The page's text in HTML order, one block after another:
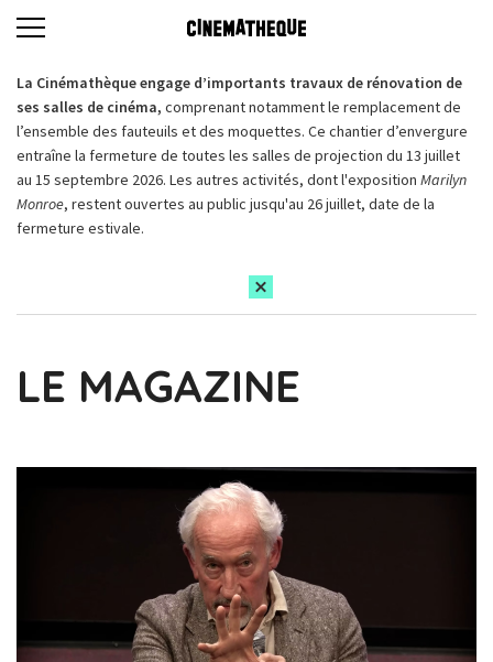
La Cinémathèque engage d’importants travaux de rénovation de
ses salles de cinéma, comprenant notamment le remplacement de
l’ensemble des fauteuils et des moquettes. Ce chantier d’envergure
entraîne la fermeture de toutes les salles de projection du 13 juillet
au 15 septembre 2026. Les autres activités, dont l'exposition Marilyn
Monroe, restent ouvertes au public jusqu'au 26 juillet, date de la
fermeture estivale.
LE MAGAZINE